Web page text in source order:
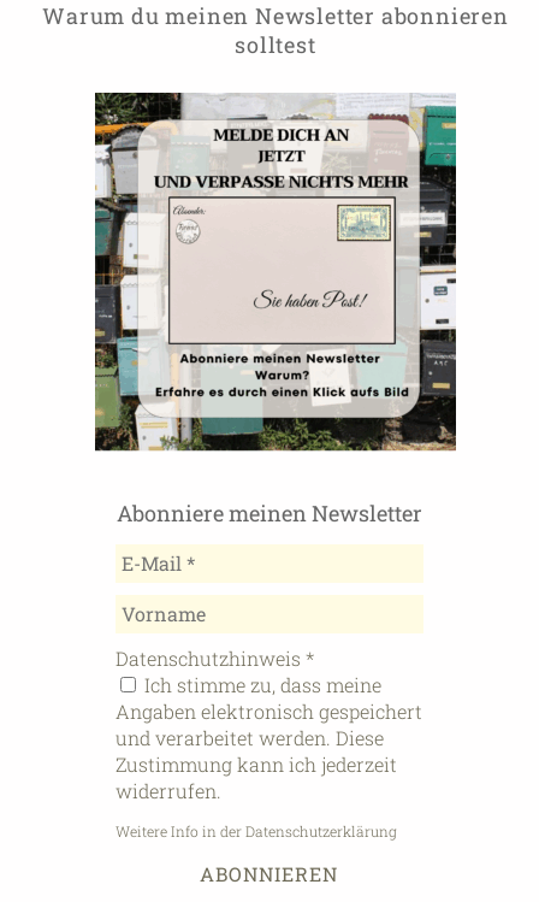
Warum du meinen Newsletter abonnieren
solltest
Abonniere meinen Newsletter
Datenschutzhinweis *
Ich stimme zu, dass meine
Angaben elektronisch gespeichert
und verarbeitet werden. Diese
Zustimmung kann ich jederzeit
widerrufen.
Weitere Info in der Datenschutzerklärung